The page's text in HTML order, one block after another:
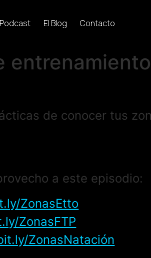
El Blog Contacto
de conocer tus
a este episodio:
ZonasEtto
ZonasFTP
ZonasNatación